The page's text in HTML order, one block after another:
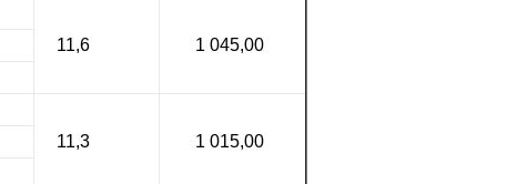
11,6
1 045,00
11,3
1 015,00